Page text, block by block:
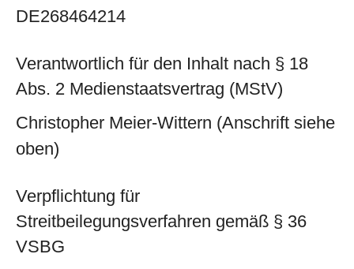
DE268464214
Verantwortlich für den Inhalt nach § 18
Abs. 2 Medienstaatsvertrag (MStV)
Christopher Meier-Wittern (Anschrift siehe
oben)
Verpflichtung für
Streitbeilegungsverfahren gemäß § 36
VSBG